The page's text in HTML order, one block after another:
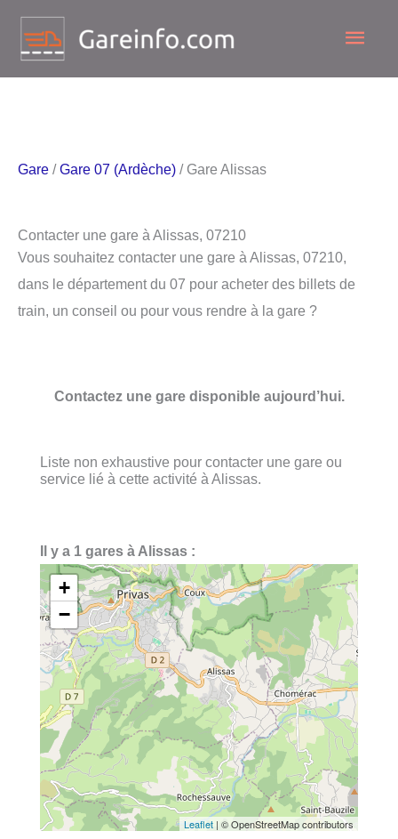
contenu
Gare /Gare 07 (Ardèche) / Gare Alissas
Contacter une gare à Alissas, 07210
Vous souhaitez contacter une gare à Alissas, 07210,
dans le département du 07 pour acheter des billets de
train, un conseil ou pour vous rendre à la gare ?
Contactez une gare disponible aujourd’hui.
Liste non exhaustive pour contacter une gare ou
service lié à cette activité à Alissas.
Il y a 1 gares à Alissas :
+
−
Leaflet | © OpenStreetMap contributors